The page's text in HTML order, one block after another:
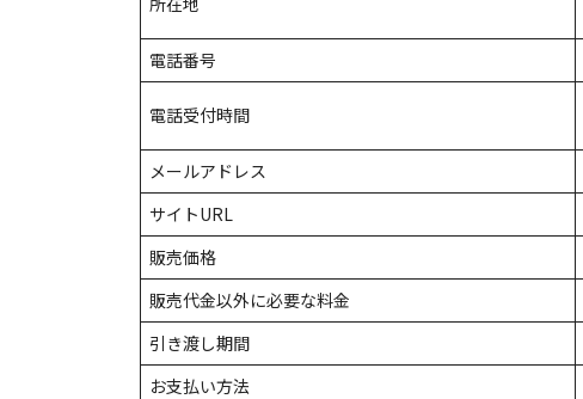
電話番号
電話受付時間
メールアドレス
サイトURL
販売価格
販売代金以外に必要な料金
引き渡し期間
お支払い方法